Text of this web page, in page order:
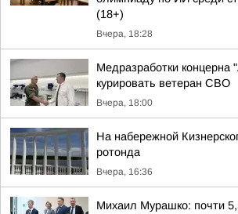
(18+)
Вчера, 18:28
Медразработки концерна
курировать ветеран СВО
Вчера, 18:00
На набережной
ротонда
Вчера, 16:36
Михаил Мурашко: почти